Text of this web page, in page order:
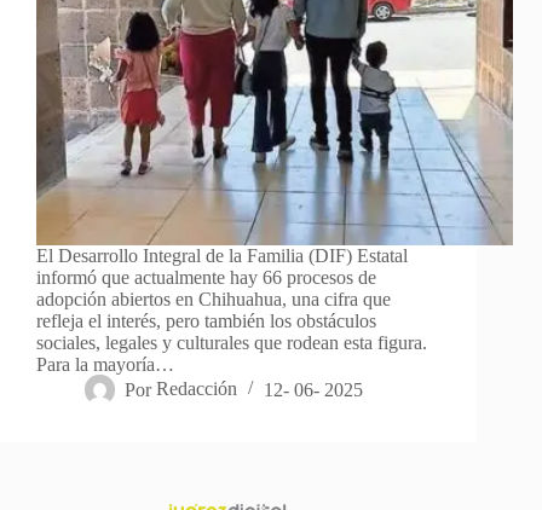
El Desarrollo Integral de la Familia (DIF) Estatal
informó que actualmente hay 66 procesos de
adopción abiertos en Chihuahua, una cifra que
refleja el interés, pero también los obstáculos
sociales, legales y culturales que rodean esta figura.
Para la mayoría…
Por Redacción 12- 06- 2025